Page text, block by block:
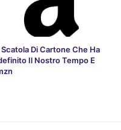
Scatola Di Cartone Che Ha
Il Nostro Tempo E